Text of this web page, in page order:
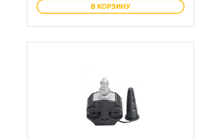
В КОРЗИНУ